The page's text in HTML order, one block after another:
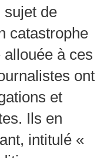
sujet de
catastrophe
allouée à ces
ont
et
Ils en
intitulé «